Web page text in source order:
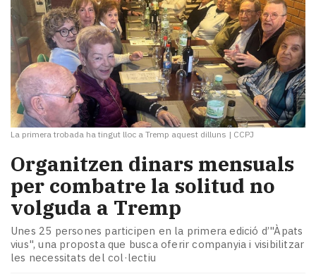
patrocinat
Lo
més
llegit...
Editorial
La primera trobada ha tingut lloc a Tremp aquest dilluns | CCPJ
Organitzen dinars mensuals
per combatre la solitud no
volguda a Tremp
Unes 25 persones participen en la primera edició d’"Àpats
vius", una proposta que busca oferir companyia i visibilitzar
les necessitats del col·lectiu